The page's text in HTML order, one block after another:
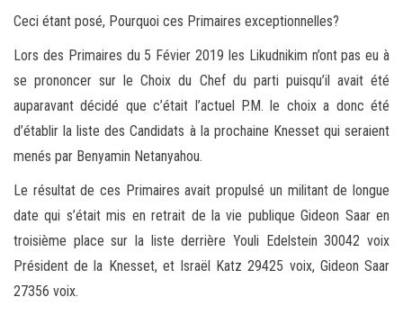
Ceci étant posé, Pourquoi ces Primaires exceptionnelles?
Lors des Primaires du 5 Févier 2019 les Likudnikim n’ont pas eu à
se prononcer sur le Choix du Chef du parti puisqu’il avait été
auparavant décidé que c’était l’actuel P.M. le choix a donc été
d’établir la liste des Candidats à la prochaine Knesset qui seraient
menés par Benyamin Netanyahou.
Le résultat de ces Primaires avait propulsé un militant de longue
date qui s’était mis en retrait de la vie publique Gideon Saar en
troisième place sur la liste derrière Youli Edelstein 30042 voix
Président de la Knesset, et Israël Katz 29425 voix, Gideon Saar
27356 voix.